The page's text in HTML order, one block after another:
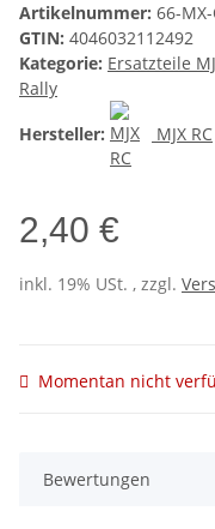
Artikelnummer: 66-
GTIN: 4046032112492
Kategorie: Ersatzteile
Rally
Hersteller:
MJX RC
2,40 €
inkl. 19% USt. , zzgl.
Momentan nicht
Bewertungen